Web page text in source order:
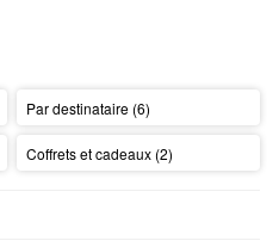
Par destinataire (6)
Coffrets et cadeaux (2)